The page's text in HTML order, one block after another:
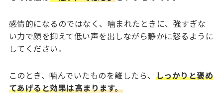
感情的になるのではなく、噛まれたときに、強すぎな
い力で顔を抑えて低い声を出しながら静かに怒るように
してください。
このとき、噛んでいたものを離したら、 しっかりと褒め
てあげると効果は高まります。